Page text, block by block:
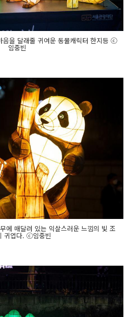
음을 달래줄 귀여운 동물캐릭터 한지등 ⓒ
임중빈
에 매달려 있는 익살스러운 느낌의 빛 조
귀엽다. ⓒ임중빈